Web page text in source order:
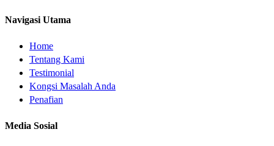
Navigasi Utama
Home
Tentang Kami
Testimonial
Kongsi Masalah Anda
Penafian
Media Sosial